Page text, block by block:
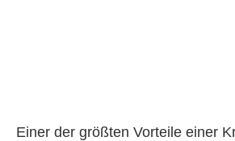
Einer der größten Vorteile einer